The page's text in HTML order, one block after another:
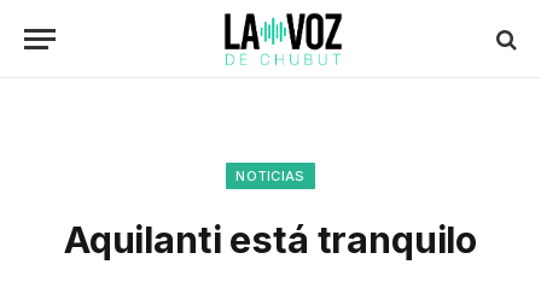
NOTICIAS
Aquilanti está tranquilo